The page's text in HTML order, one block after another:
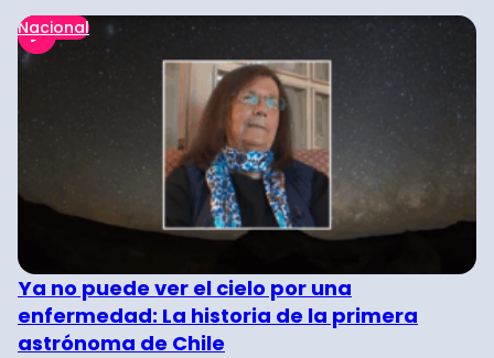
Nacional
Ya no puede ver el cielo por una
enfermedad: La historia de la primera
astrónoma de Chile